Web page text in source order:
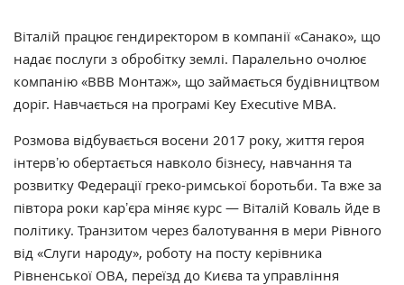
Віталій працює гендиректором в компанії «Санако», що
надає послуги з обробітку землі. Паралельно очолює
компанію «ВВВ Монтаж», що займається будівництвом
доріг. Навчається на програмі Key Executive MBA.
Розмова відбувається восени 2017 року, життя героя
інтервʼю обертається навколо бізнесу, навчання та
розвитку Федерації греко-римської боротьби. Та вже за
півтора роки карʼєра міняє курс — Віталій Коваль йде в
політику. Транзитом через балотування в мери Рівного
від «Слуги народу», роботу на посту керівника
Рівненської ОВА, переїзд до Києва та управління